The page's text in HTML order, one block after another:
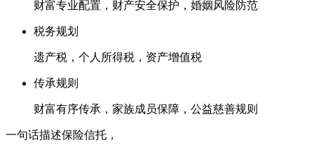
财富专业配置，财产安全保护，婚姻风险防范
税务规划
遗产税，个人所得税，资产增值税
传承规则
财富有序传承，家族成员保障，公益慈善规则
一句话描述保险信托，